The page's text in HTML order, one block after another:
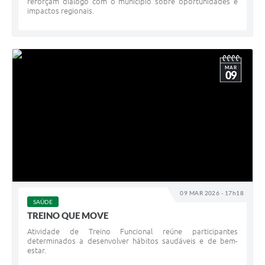
impactos regionais.
09 MAR 2026 - 17h18
MAR
09
SAÚDE
TREINO QUE MOVE
Atividade de Treino Funcional reúne participantes
determinados a desenvolver hábitos saudáveis e de bem-
estar.